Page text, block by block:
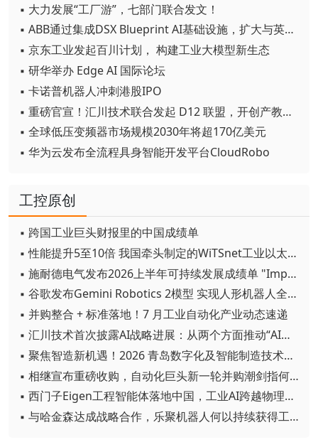
▪ 大力发展“工厂游”，七部门联合发文！
▪ ABB通过集成DSX Blueprint AI基础设施，扩大与英伟达的合作
▪ 京东工业发起百川计划， 构建工业大模型新生态
▪ 研华举办 Edge AI 国际论坛
▪ 卡诺普机器人冲刺港股IPO
▪ 重磅官宣！汇川技术联合发起 D12 联盟，开创产教融合新范式
▪ 全球低压变频器市场规模2030年将超170亿美元
▪ 华为云发布全流程具身智能开发平台CloudRobo
工控原创
▪ 跨国工业巨头财报里的中国成绩单
▪ 性能提升5至10倍 我国牵头制定的WiTSnet工业以太网国际标准正式发布
▪ 施耐德电气发布2026上半年可持续发展成绩单 "Impact 2030"路线图开局稳健
▪ 谷歌发布Gemini Robotics 2模型 实现人形机器人全身智能控制突破
▪ 并购整合 + 标准落地！7 月工业自动化产业动态速递
▪ 汇川技术首次披露AI战略进展：从两个方面推动“AI业务化”落地
▪ 聚焦智造新机遇！2026 青岛数字化及智能制造技术论坛圆满落幕
▪ 相继宣布重磅收购，自动化巨头新一轮并购潮剑指何方？
▪ 西门子Eigen工程智能体落地中国，工业AI跨越物理世界“确定性”拐点
▪ 与哈金森达成战略合作，乐聚机器人何以持续获得工业巨头青睐？